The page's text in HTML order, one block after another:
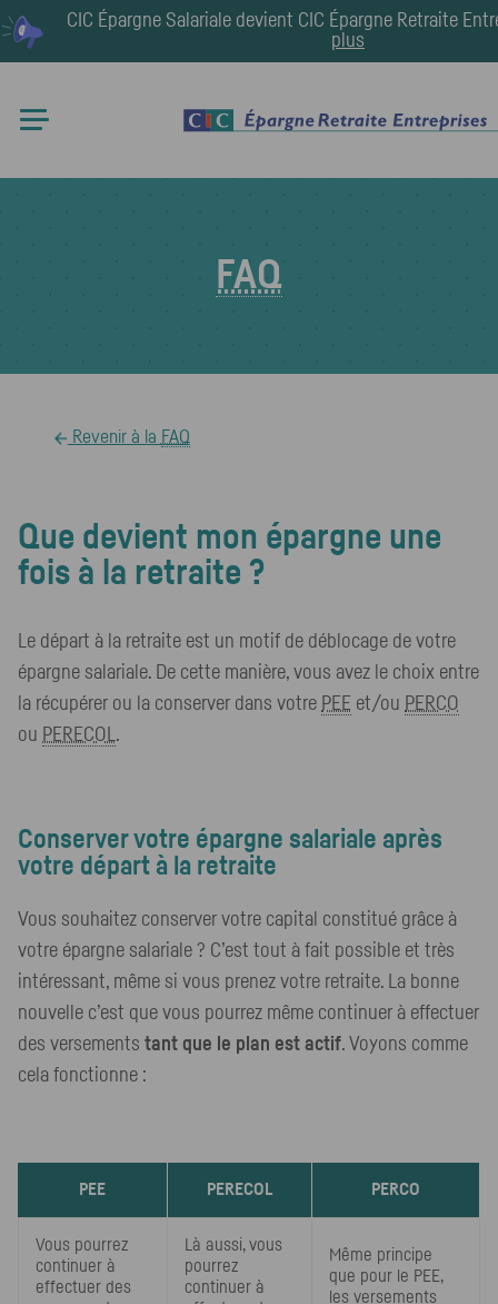
CIC Épargne Salariale devient CIC Épargne Retraite
plus
FAQ
Revenir à la FAQ
Que devient mon épargne une
fois à la retraite ?
Le départ à la retraite est un motif de déblocage de votre
épargne salariale. De cette manière, vous avez le choix entre
la récupérer ou la conserver dans votre PEE et/ou PERCO
ou PERECOL.
Conserver votre épargne salariale après
votre départ à la retraite
Vous souhaitez conserver votre capital constitué grâce à
votre épargne salariale ? C’est tout à fait possible et très
intéressant, même si vous prenez votre retraite. La bonne
nouvelle c’est que vous pourrez même continuer à effectuer
des versements tant que le plan est actif. Voyons comme
cela fonctionne :
PEE PERECOL PERCO
Vous pourrez
continuer à
effectuer des
Là aussi, vous
pourrez
continuer à
Même principe
que pour le PEE,
les versements